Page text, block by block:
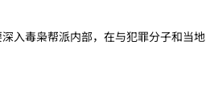
毒枭帮派内部，在与犯罪分子和当地